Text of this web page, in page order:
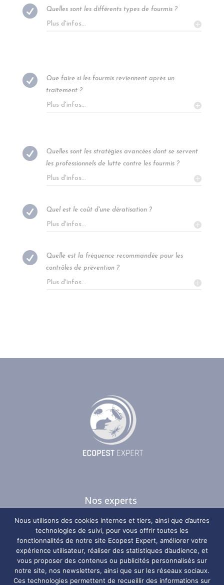
 Quelles sont les différents types de fourmis ?
Plus d'infos...

Que faire si les fourmis reviennent après un
traitement ?
Plus d'infos...

Quelles sont les stratégies avancées dont se servent
les professionnels de lutte contre les fourmis ?
Plus d'infos...
 Quel est le coût d'une dératisation ?
Plus d'infos...

Quelle est la fréquence recommandée pour les
contrôles de prévention ?
Plus d'infos...
Nos experts
Nos guides
Nos zones d’intervention
Plan du site
Nos coordonnées
Nous utilisons des cookies internes et tiers, ainsi que d’autres
technologies de suivi, pour vous offrir toutes les
fonctionnalités de notre site Ecopest Expert, améliorer votre
expérience utilisateur, réaliser des statistiques d’audience, et
vous proposer des contenus ou publicités personnalisés sur
notre site, nos newsletters, ainsi que sur les réseaux sociaux.
Ces technologies permettent de recueillir des informations sur